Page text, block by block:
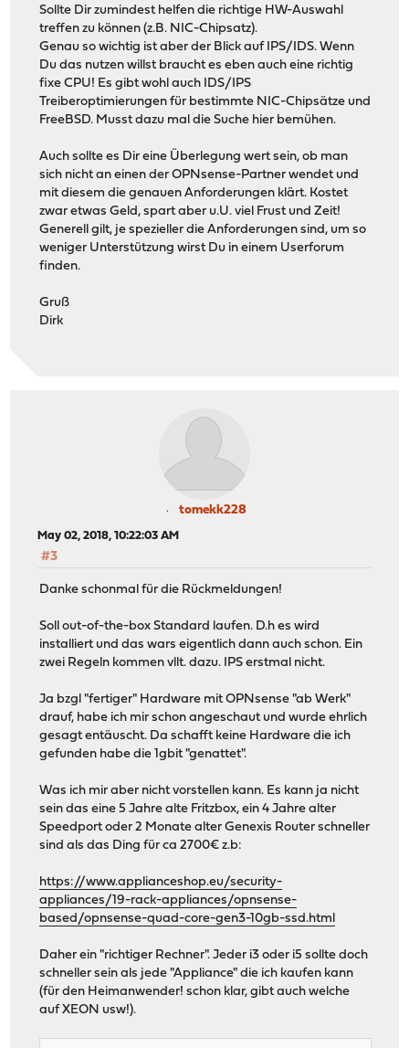
Sollte Dir zumindest helfen die richtige HW-Auswahl
treffen zu können (z.B. NIC-Chipsatz).
Genau so wichtig ist aber der Blick auf IPS/IDS. Wenn
Du das nutzen willst braucht es eben auch eine richtig
fixe CPU! Es gibt wohl auch IDS/IPS
Treiberoptimierungen für bestimmte NIC-Chipsätze und
FreeBSD. Musst dazu mal die Suche hier bemühen.
Auch sollte es Dir eine Überlegung wert sein, ob man
sich nicht an einen der OPNsense-Partner wendet und
mit diesem die genauen Anforderungen klärt. Kostet
zwar etwas Geld, spart aber u.U. viel Frust und Zeit!
Generell gilt, je spezieller die Anforderungen sind, um so
weniger Unterstützung wirst Du in einem Userforum
finden.
Gruß
Dirk
tomekk228
May 02, 2018, 10:22:03 AM
#3
Danke schonmal für die Rückmeldungen!
Soll out-of-the-box Standard laufen. D.h es wird
installiert und das wars eigentlich dann auch schon. Ein
zwei Regeln kommen vllt. dazu. IPS erstmal nicht.
Ja bzgl "fertiger" Hardware mit OPNsense "ab Werk"
drauf, habe ich mir schon angeschaut und wurde ehrlich
gesagt entäuscht. Da schafft keine Hardware die ich
gefunden habe die 1gbit "genattet".
Was ich mir aber nicht vorstellen kann. Es kann ja nicht
sein das eine 5 Jahre alte Fritzbox, ein 4 Jahre alter
Speedport oder 2 Monate alter Genexis Router schneller
sind als das Ding für ca 2700€ z.b:
https://www.applianceshop.eu/security-
appliances/19-rack-appliances/opnsense-
based/opnsense-quad-core-gen3-10gb-ssd.html
Daher ein "richtiger Rechner". Jeder i3 oder i5 sollte doch
schneller sein als jede "Appliance" die ich kaufen kann
(für den Heimanwender! schon klar, gibt auch welche
auf XEON usw!).